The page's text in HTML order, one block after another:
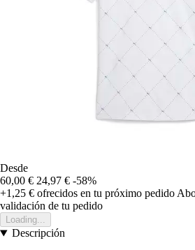
Desde
60,00 € 24,97 € -58%
+1,25 € ofrecidos en tu próximo pedido
validación de tu pedido
Loading...
Descripción